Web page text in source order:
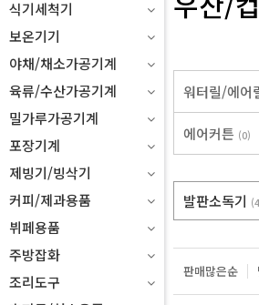
식기세척기
보온기기
야채/채소가공기계
육류/수산가공기계
밀가루가공기계
포장기계
제빙기/빙삭기
커피/제과용품
뷔페용품
주방잡화
조리도구
워터릴/에어
에어커튼 (0)
발판소독기
판매많은순